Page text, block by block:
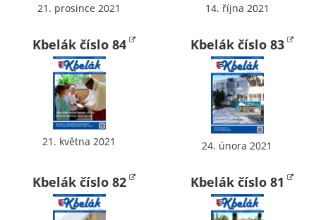
21. prosince 2021 14. října 2021
Kbelák číslo 84
21. května 2021
Kbelák číslo 83
24. února 2021
Kbelák číslo 82 Kbelák číslo 81
soubory cookie
Používáme rovněž
soubory cookie a
další technologie,
abychom
přizpůsobili naše
webové stránky
zájmům našich
návštěvníků.